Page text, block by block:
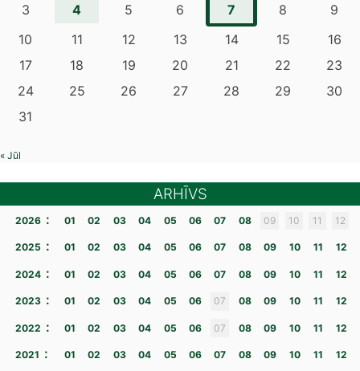
3
4 5 6 7 8
9
10
11 12 13 14 15
16
17
18 19 20 21 22
23
24
25 26 27 28 29
30
31
« Jūl
ARHĪVS
2026 : 01 02 03 04 05 06 07 08 09 10 11 12
2025 : 01 02 03 04 05 06 07 08 09 10 11 12
2024 : 01 02 03 04 05 06 07 08 09 10 11 12
2023 : 01 02 03 04 05 06 07 08 09 10 11 12
2022 : 01 02 03 04 05 06 07 08 09 10 11 12
2021 : 01 02 03 04 05 06 07 08 09 10 11 12